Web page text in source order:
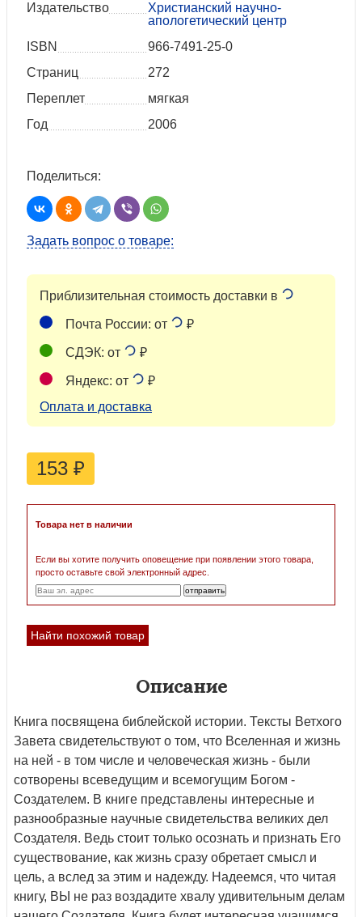
Издательство
Христианский научно-
апологетический центр
ISBN
966-7491-25-0
Страниц
272
Переплет
мягкая
Год
2006
Поделиться:
Задать вопрос о товаре:
Приблизительная стоимость доставки в
Почта России: от ₽
СДЭК: от ₽
Яндекс: от
₽
Оплата и доставка
153 ₽
Товара нет в наличии
Если вы хотите получить оповещение при появлении этого товара,
просто оставьте свой электронный адрес.
Найти похожий товар
Описание
Книга посвящена библейской истории. Тексты Ветхого
Завета свидетельствуют о том, что Вселенная и жизнь
на ней - в том числе и человеческая жизнь - были
сотворены всеведущим и всемогущим Богом -
Создателем. В книге представлены интересные и
разнообразные научные свидетельства великих дел
Создателя. Ведь стоит только осознать и признать Его
существование, как жизнь сразу обретает смысл и
цель, а вслед за этим и надежду. Надеемся, что читая
книгу, ВЫ не раз воздадите хвалу удивительным делам